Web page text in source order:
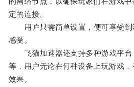
定的连接。
用户只需简单设置，便可享受到
感受。
飞猫加速器还支持多种游戏平台
等，用户无论在何种设备上玩游戏
效果。